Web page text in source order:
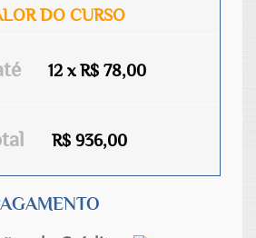
DO CURSO
12 x R$ 78,00
R$ 936,00